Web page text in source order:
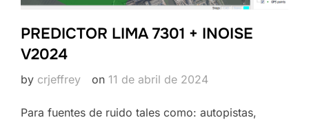
PREDICTOR LIMA 7301 + INOISE
V2024
by crjeffrey on 11 de abril de 2024
Para fuentes de ruido tales como: autopistas,